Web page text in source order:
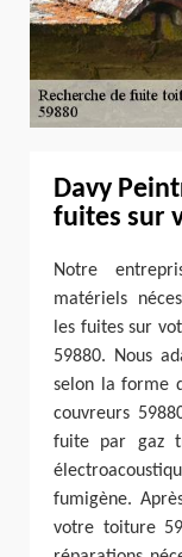
Davy
fuites sur
Notre
matériels
les fuites sur
59880. Nous
selon la forme
couvreurs
fuite par gaz
fumigène.
votre toiture